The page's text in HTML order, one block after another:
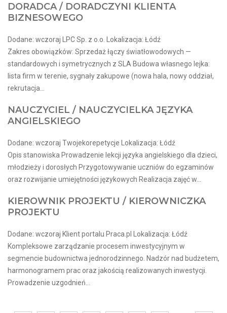
DORADCA / DORADCZYNI KLIENTA
BIZNESOWEGO
Dodane: wczoraj LPC Sp. z o.o. Lokalizacja: Łódź
Zakres obowiązków: Sprzedaż łączy światłowodowych —
standardowych i symetrycznych z SLA Budowa własnego lejka:
lista firm w terenie, sygnały zakupowe (nowa hala, nowy oddział,
rekrutacja...
NAUCZYCIEL / NAUCZYCIELKA JĘZYKA
ANGIELSKIEGO
Dodane: wczoraj Twojekorepetycje Lokalizacja: Łódź
Opis stanowiska Prowadzenie lekcji języka angielskiego dla dzieci,
młodzieży i dorosłych Przygotowywanie uczniów do egzaminów
oraz rozwijanie umiejętności językowych Realizacja zajęć w...
KIEROWNIK PROJEKTU / KIEROWNICZKA
PROJEKTU
Dodane: wczoraj Klient portalu Praca.pl Lokalizacja: Łódź
Kompleksowe zarządzanie procesem inwestycyjnym w
segmencie budownictwa jednorodzinnego. Nadzór nad budżetem,
harmonogramem prac oraz jakością realizowanych inwestycji.
Prowadzenie uzgodnień...